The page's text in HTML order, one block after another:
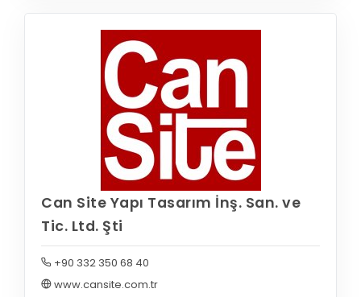
Can Site Yapı Tasarım İnş. San. ve
Tic. Ltd. Şti
+90 332 350 68 40
www.cansite.com.tr